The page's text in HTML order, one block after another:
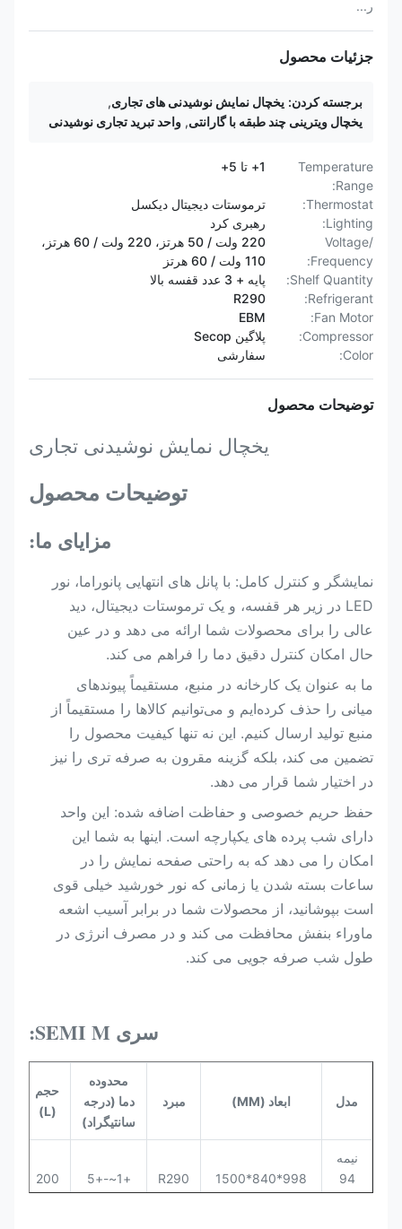
ر...
جزئیات محصول
برجسته کردن: یخچال نمایش نوشیدنی های تجاری,
یخچال ویترینی چند طبقه با گارانتی, واحد تبرید تجاری نوشیدنی
Temperature
Range:
1+ تا 5+
Thermostat:
ترموستات دیجیتال دیکسل
Lighting:
رهبری کرد
Voltage/
Frequency:
220 ولت / 50 هرتز، 220 ولت / 60 هرتز،
110 ولت / 60 هرتز
Shelf Quantity:
پایه + 3 عدد قفسه بالا
Refrigerant:
R290
Fan Motor:
EBM
Compressor:
پلاگین Secop
Color:
سفارشی
توضیحات محصول
یخچال نمایش نوشیدنی تجاری
توضیحات محصول
مزایای ما:
نمایشگر و کنترل کامل: با پانل های انتهایی پانوراما، نور
LED در زیر هر قفسه، و یک ترموستات دیجیتال، دید
عالی را برای محصولات شما ارائه می دهد و در عین
حال امکان کنترل دقیق دما را فراهم می کند.
ما به عنوان یک کارخانه در منبع، مستقیماً پیوندهای
میانی را حذف کرده‌ایم و می‌توانیم کالاها را مستقیماً از
منبع تولید ارسال کنیم. این نه تنها کیفیت محصول را
تضمین می کند، بلکه گزینه مقرون به صرفه تری را نیز
در اختیار شما قرار می دهد.
حفظ حریم خصوصی و حفاظت اضافه شده: این واحد
دارای شب پرده های یکپارچه است. اینها به شما این
امکان را می دهد که به راحتی صفحه نمایش را در
ساعات بسته شدن یا زمانی که نور خورشید خیلی قوی
است بپوشانید، از محصولات شما در برابر آسیب اشعه
ماوراء بنفش محافظت می کند و در مصرف انرژی در
طول شب صرفه جویی می کند.
سری SEMI M:
مدل ابعاد (MM) مبرد
محدوده
دما (درجه
سانتیگراد)
حجم
(L)
نیمه
94
998*840*1500
R290
+1~-+5
200